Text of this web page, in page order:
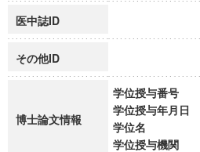
医中誌ID
その他ID
博士論文情報
学位授与番号
学位授与年月日
学位名
学位授与機関